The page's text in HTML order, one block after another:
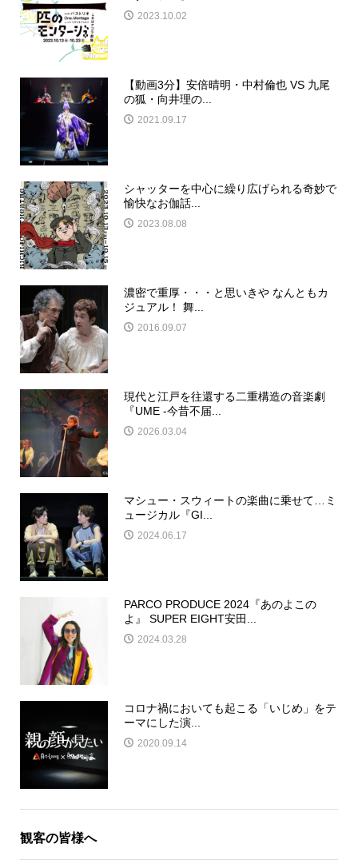
2023.10.02
【動画3分】安倍晴明・中村倫也 VS 九尾
の狐・向井理の...
2021.09.17
シャッターを中心に繰り広げられる奇妙で
愉快なお伽話...
2023.08.08
濃密で重厚・・・と思いきや なんともカ
ジュアル！ 舞...
2016.09.07
現代と江戸を往還する二重構造の音楽劇
『UME -今昔不届...
2026.03.04
マシュー・スウィートの楽曲に乗せて…ミ
ュージカル『GI...
2024.06.17
PARCO PRODUCE 2024『あのよこの
よ』 SUPER EIGHT安田...
2024.03.28
コロナ禍においても起こる「いじめ」をテ
ーマにした演...
2020.09.14
観客の皆様へ